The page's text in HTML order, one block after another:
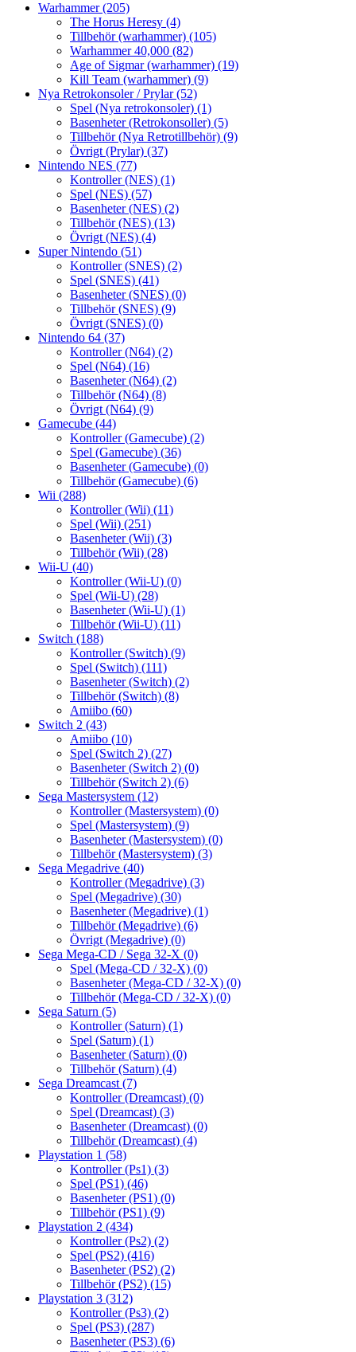
Warhammer(205)
The Horus Heresy (4)
Tillbehör (warhammer) (105)
Warhammer 40,000 (82)
Age of Sigmar (warhammer) (19)
Kill Team (warhammer) (9)
Nya Retrokonsoler / Prylar(52)
Spel (Nya retrokonsoler) (1)
Basenheter (Retrokonsoller) (5)
Tillbehör (Nya Retrotillbehör) (9)
Övrigt (Prylar) (37)
Nintendo NES (77)
Kontroller (NES) (1)
Spel (NES) (57)
Basenheter (NES) (2)
Tillbehör (NES) (13)
Övrigt (NES) (4)
Super Nintendo (51)
Kontroller (SNES) (2)
Spel (SNES) (41)
Basenheter (SNES) (0)
Tillbehör (SNES) (9)
Övrigt (SNES) (0)
Nintendo 64 (37)
Kontroller (N64) (2)
Spel (N64) (16)
Basenheter (N64) (2)
Tillbehör (N64) (8)
Övrigt (N64) (9)
Gamecube (44)
Kontroller (Gamecube) (2)
Spel (Gamecube) (36)
Basenheter (Gamecube) (0)
Tillbehör (Gamecube) (6)
Wii (288)
Kontroller (Wii) (11)
Spel (Wii) (251)
Basenheter (Wii) (3)
Tillbehör (Wii) (28)
Wii-U (40)
Kontroller (Wii-U) (0)
Spel (Wii-U) (28)
Basenheter (Wii-U) (1)
Tillbehör (Wii-U) (11)
Switch (188)
Kontroller (Switch) (9)
Spel (Switch) (111)
Basenheter (Switch) (2)
Tillbehör (Switch) (8)
Amiibo (60)
Switch 2 (43)
Amiibo (10)
Spel (Switch 2) (27)
Basenheter (Switch 2) (0)
Tillbehör (Switch 2) (6)
Sega Mastersystem (12)
Kontroller (Mastersystem) (0)
Spel (Mastersystem) (9)
Basenheter (Mastersystem) (0)
Tillbehör (Mastersystem) (3)
Sega Megadrive (40)
Kontroller (Megadrive) (3)
Spel (Megadrive) (30)
Basenheter (Megadrive) (1)
Tillbehör (Megadrive) (6)
Övrigt (Megadrive) (0)
Sega Mega-CD / Sega 32-X (0)
Spel (Mega-CD / 32-X) (0)
Basenheter (Mega-CD / 32-X) (0)
Tillbehör (Mega-CD / 32-X) (0)
Sega Saturn (5)
Kontroller (Saturn) (1)
Spel (Saturn) (1)
Basenheter (Saturn) (0)
Tillbehör (Saturn) (4)
Sega Dreamcast (7)
Kontroller (Dreamcast) (0)
Spel (Dreamcast) (3)
Basenheter (Dreamcast) (0)
Tillbehör (Dreamcast) (4)
Playstation 1 (58)
Kontroller (Ps1) (3)
Spel (PS1) (46)
Basenheter (PS1) (0)
Tillbehör (PS1) (9)
Playstation 2 (434)
Kontroller (Ps2) (2)
Spel (PS2) (416)
Basenheter (PS2) (2)
Tillbehör (PS2) (15)
Playstation 3 (312)
Kontroller (Ps3) (2)
Spel (PS3) (287)
Basenheter (PS3) (6)